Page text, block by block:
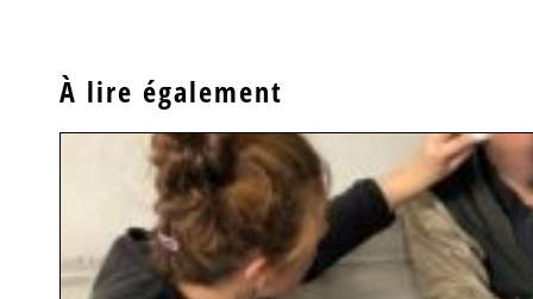
À lire également